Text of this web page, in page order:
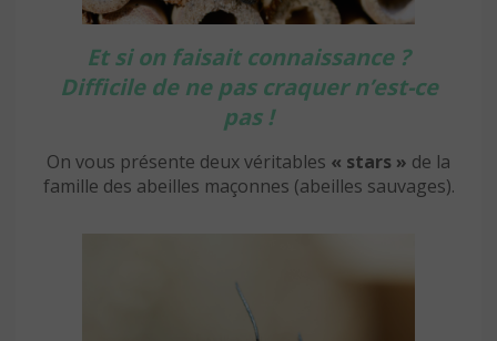
Et si on faisait connaissance ?
Difficile de ne pas craquer n’est-ce
pas !
On vous présente deux véritables « stars » de la
famille des abeilles maçonnes (abeilles sauvages).